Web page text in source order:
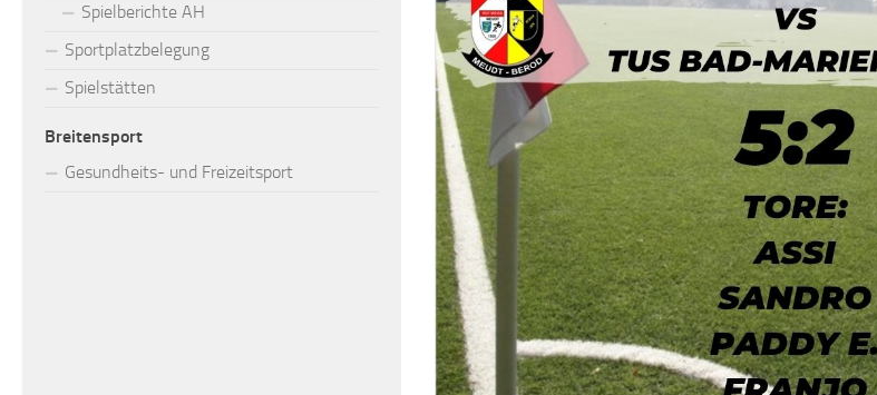
Spielberichte AH
Sportplatzbelegung
Spielstätten
Breitensport
Gesundheits- und Freizeitsport